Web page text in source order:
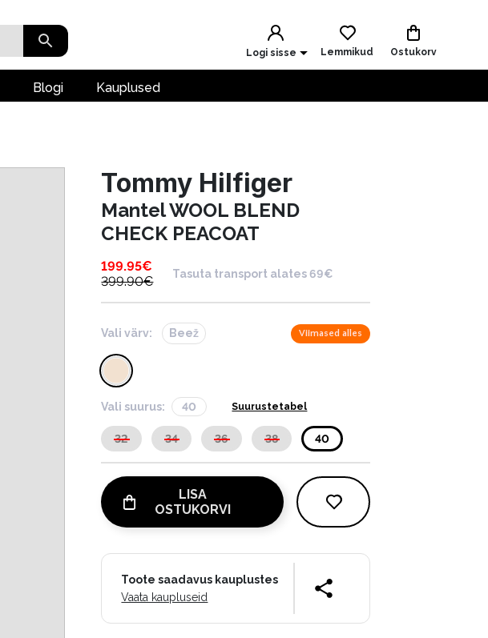
Logi sisse Lemmikud Ostukorv
Blogi Kauplused
Tommy Hilfiger
Mantel WOOL BLEND
CHECK PEACOAT
199.95€
399.90€
Tasuta transport alates 69€
Vali värv: Beež Viimased alles
Vali suurus: 40 Suurustetabel
32 34 36 38 40
LISA
OSTUKORVI
Toote saadavus kauplustes
Vaata kaupluseid